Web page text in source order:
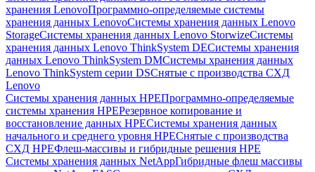
хранения LenovoПрограммно-определяемые системы
хранения данных LenovoСистемы хранения данных Lenovo
StorageСистемы хранения данных Lenovo StorwizeСистемы
хранения данных Lenovo ThinkSystem DEСистемы хранения
данных Lenovo ThinkSystem DMСистемы хранения данных
Lenovo ThinkSystem серии DSСнятые с производства СХД
Lenovo
Системы хранения данных HPEПрограммно-определяемые
системы хранения HPEРезервное копирование и
восстановление данных HPEСистемы хранения данных
начального и среднего уровня HPEСнятые с производства
СХД HPEФлеш-массивы и гибридные решения HPE
Cистемы хранения данных NetAppГибридные флеш массивы